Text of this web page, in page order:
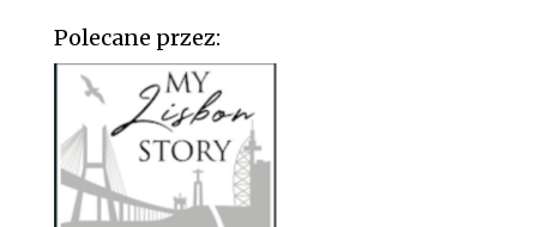
Polecane przez: